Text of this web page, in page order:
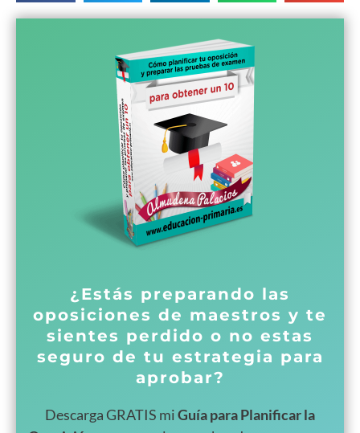
¿Estás preparando las
oposiciones de maestros y te
sientes perdido o no estas
seguro de tu estrategia para
aprobar?
Descarga GRATIS miGuía para Planificar la